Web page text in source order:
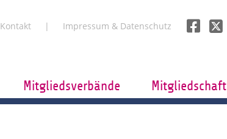
Kontakt Impressum & Datenschutz
Mitgliedsverbände Mitgliedschaft